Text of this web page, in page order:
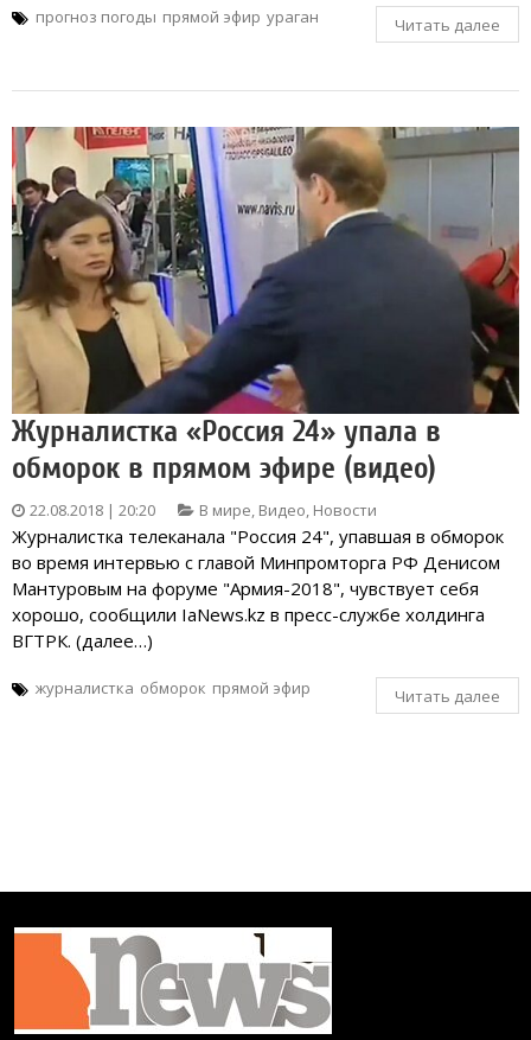
прогноз погоды прямой эфир ураган Читать далее
Журналистка «Россия 24» упала в
обморок в прямом эфире (видео)
22.08.2018 | 20:20 В мире, Видео, Новости
Журналистка телеканала "Россия 24", упавшая в обморок
во время интервью с главой Минпромторга РФ Денисом
Мантуровым на форуме "Армия-2018", чувствует себя
хорошо, сообщили IaNews.kz в пресс-службе холдинга
ВГТРК. (далее…)
журналистка обморок прямой эфир Читать далее